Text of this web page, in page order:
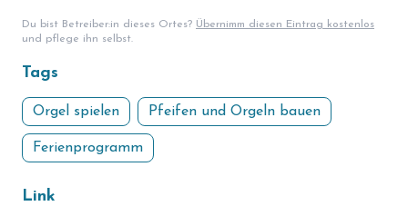
Du bist Betreiber:in dieses Ortes? Übernimm diesen Eintrag kostenlos
und pflege ihn selbst.
Tags
Orgel spielen Pfeifen und Orgeln bauen
Ferienprogramm
Link